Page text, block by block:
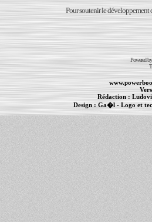
Pour soutenir le développement
Powered
Rédaction :
Design :Ga�l- Logo et
PowerBook